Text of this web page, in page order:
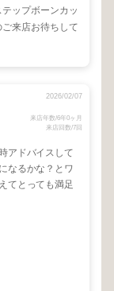
ップボーンカッ
来店お待ちして
2026/02/07
来店年数/6年0ヶ月
来店回数/7回
アドバイスして
なるかな？とワ
てとっても満足